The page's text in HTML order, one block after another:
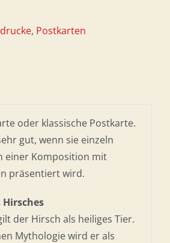
, Postkarten
oder klassische Postkarte.
gut, wenn sie einzeln
einer Komposition mit
präsentiert wird.
der Hirsch als heiliges Tier.
Mythologie wird er als